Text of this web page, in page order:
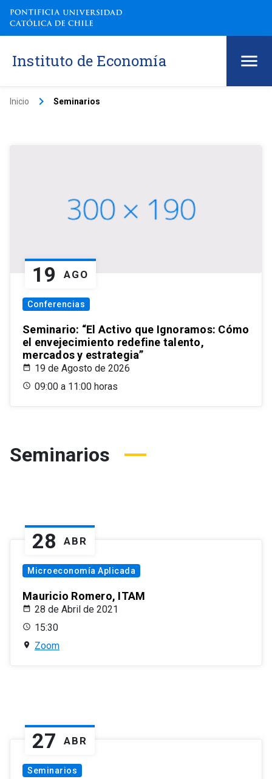
Instituto de Economía
Inicio keyboard_arrow_right Seminarios
19 AGO
Conferencias
Seminario: “El Activo que Ignoramos: Cómo
el envejecimiento redefine talento,
mercados y estrategia”
19 de Agosto de 2026
09:00 a 11:00 horas
Seminarios
28 ABR
Microeconomía Aplicada
Mauricio Romero, ITAM
28 de Abril de 2021
15:30
Zoom
27 ABR
Seminarios